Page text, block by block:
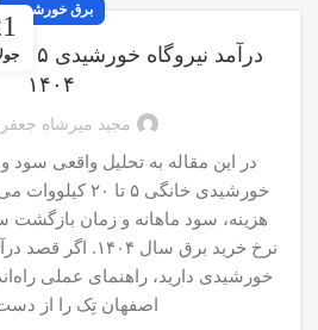
برق خورشیدی
۱۴۰۴
مجید میرشاه
در این مقاله به تحلیل واقعی سود
خورشیدی خانگی ۵
هزینه، سود ماهانه و زمان بازگشت
نرخ خرید برق سال
خورشیدی دارید، راهنمای عملی
اصفهان تِک را از